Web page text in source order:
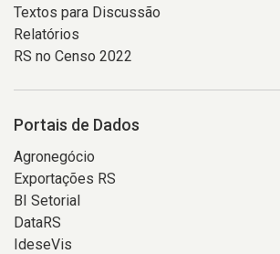
Textos para Discussão
Relatórios
RS no Censo 2022
Portais de Dados
Agronegócio
Exportações RS
BI Setorial
DataRS
IdeseVis